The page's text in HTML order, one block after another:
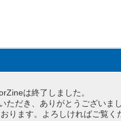
は終了しました。
だき、ありがとうございまし
ります。よろしければご覧く